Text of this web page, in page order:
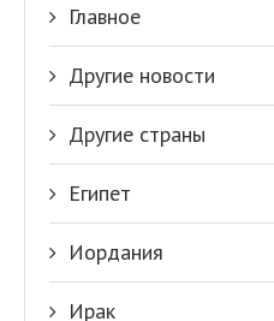
Главное
Другие новости
Другие страны
Египет
Иордания
Ирак